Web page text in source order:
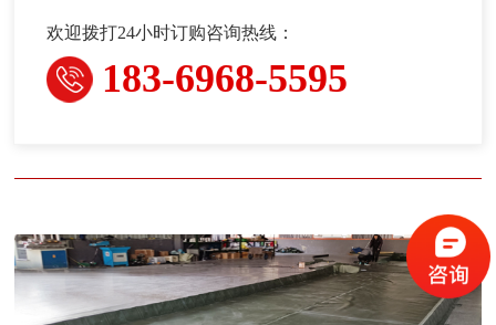
欢迎拨打24小时订购咨询热线：
183-6968-5595